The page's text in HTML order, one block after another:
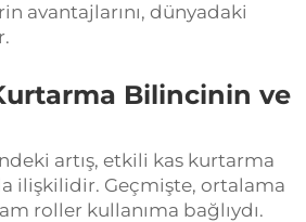
avantajlarını, dünyadaki
Bilincinin ve
artış, etkili kas kurtarma
ilişkilidir. Geçmişte, ortalama
roller kullanıma bağlıydı.